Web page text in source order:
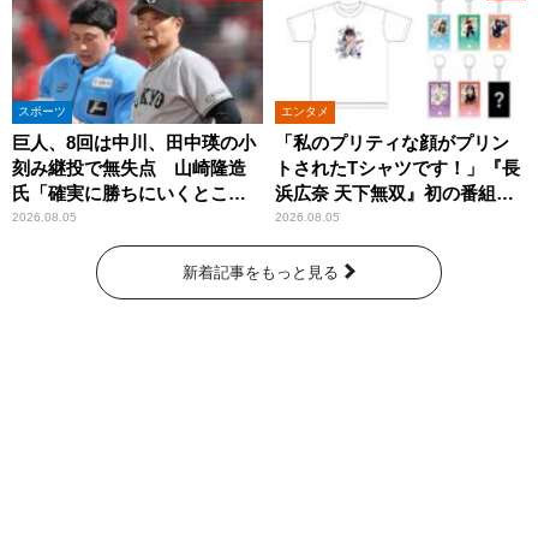
スポーツ
巨人、8回は中川、田中瑛の小
刻み継投で無失点 山崎隆造
氏「確実に勝ちにいくとこ
ろ」
2026.08.05
エンタメ
「私のプリティな顔がプリン
トされたTシャツです！」『長
浜広奈 天下無双』初の番組グ
ッズ発売
2026.08.05
新着記事をもっと見る